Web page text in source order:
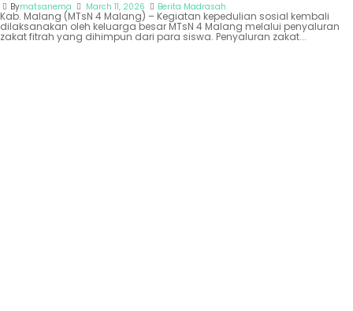
Bymatsanema March 11, 2026 Berita Madrasah
Kab. Malang (MTsN 4 Malang) – Kegiatan kepedulian sosial kembali
dilaksanakan oleh keluarga besar MTsN 4 Malang melalui penyaluran
zakat fitrah yang dihimpun dari para siswa. Penyaluran zakat...